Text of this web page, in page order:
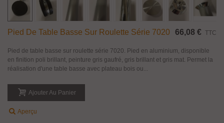
Pied De Table Basse Sur Roulette Série 7020 66,08 € TTC
Pied de table basse sur roulette série 7020. Pied en aluminium, disponible
en finition poli brillant, peinture gris gaufré, gris brillant et gris mat. Permet la
réalisation d'une table basse avec plateau bois ou...
Ajouter Au Panier
Aperçu